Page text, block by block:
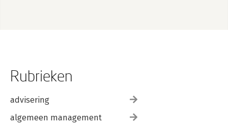
Rubrieken
advisering
algemeen management